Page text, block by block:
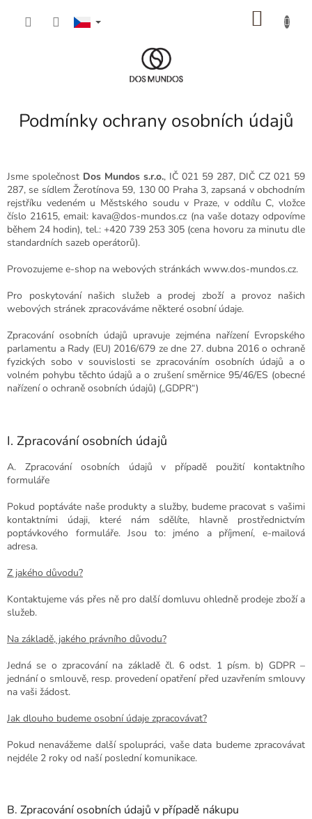
Podmínky ochrany osobních údajů
Jsme společnost Dos Mundos s.r.o., IČ 021 59 287, DIČ CZ 021 59
287, se sídlem Žerotínova 59, 130 00 Praha 3, zapsaná v obchodním
rejstříku vedeném u Městského soudu v Praze, v oddílu C, vložce
číslo 21615, email: kava@dos-mundos.cz (na vaše dotazy odpovíme
během 24 hodin), tel.: +420 739 253 305 (cena hovoru za minutu dle
standardních sazeb operátorů).
Provozujeme e-shop na webových stránkách www.dos-mundos.cz.
Pro poskytování našich služeb a prodej zboží a provoz našich
webových stránek zpracováváme některé osobní údaje.
Zpracování osobních údajů upravuje zejména nařízení Evropského
parlamentu a Rady (EU) 2016/679 ze dne 27. dubna 2016 o ochraně
fyzických sobo v souvislosti se zpracováním osobních údajů a o
volném pohybu těchto údajů a o zrušení směrnice 95/46/ES (obecné
nařízení o ochraně osobních údajů) („GDPR“)
I. Zpracování osobních údajů
A. Zpracování osobních údajů v případě použití kontaktního
formuláře
Pokud poptáváte naše produkty a služby, budeme pracovat s vašimi
kontaktními údaji, které nám sdělíte, hlavně prostřednictvím
poptávkového formuláře. Jsou to: jméno a příjmení, e-mailová
adresa.
Z jakého důvodu?
Kontaktujeme vás přes ně pro další domluvu ohledně prodeje zboží a
služeb.
Na základě, jakého právního důvodu?
Jedná se o zpracování na základě čl. 6 odst. 1 písm. b) GDPR –
jednání o smlouvě, resp. provedení opatření před uzavřením smlouvy
na vaši žádost.
Jak dlouho budeme osobní údaje zpracovávat?
Pokud nenavážeme další spolupráci, vaše data budeme zpracovávat
nejdéle 2 roky od naší poslední komunikace.
B. Zpracování osobních údajů v případě nákupu